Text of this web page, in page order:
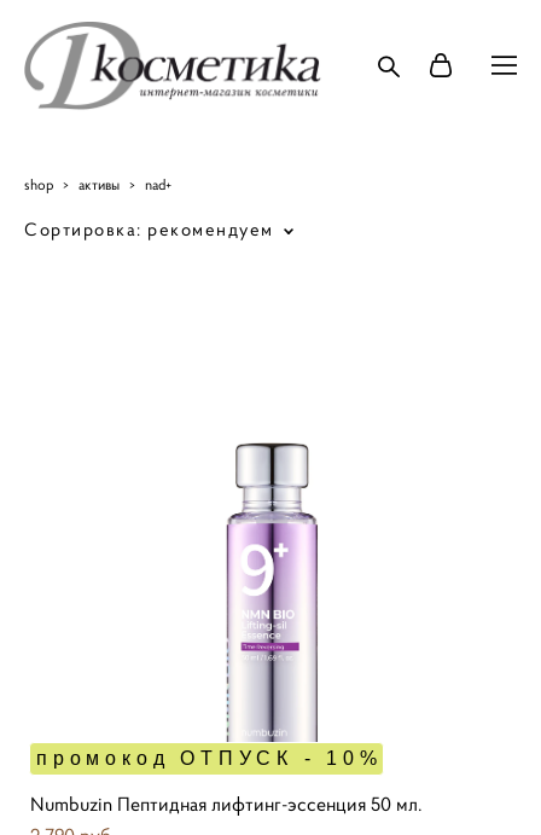
shop > активы > nad+
Сортировка: рекомендуем
промокод ОТПУСК - 10%
Numbuzin Пептидная лифтинг-эссенция 50 мл.